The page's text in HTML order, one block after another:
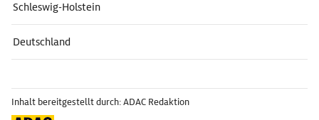
Schleswig-Holstein
Deutschland
Inhalt bereitgestellt durch: ADAC Redaktion